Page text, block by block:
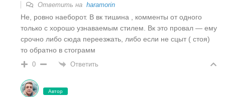
Ответить на haramorin
Не, ровно наеборот. В вк тишина , комменты от одного
только с хорошо узнаваемым стилем. Вк это провал — ему
срочно либо сюда переезжать, либо если не сцыт ( стоя)
то обратно в стограмм
0 Ответить
Автор